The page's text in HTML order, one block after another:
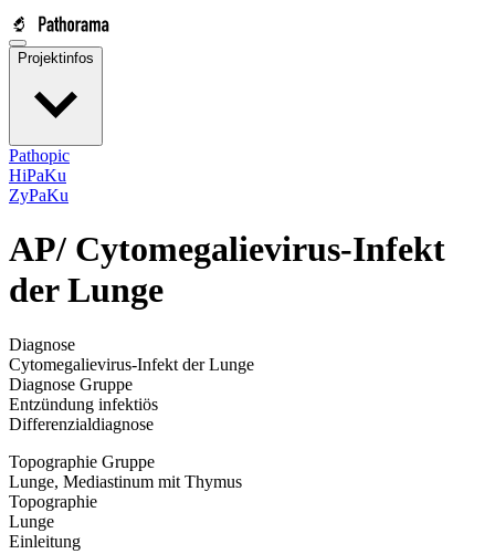
Projektinfos
Pathopic
HiPaKu
ZyPaKu
AP/ Cytomegalievirus-Infekt
der Lunge
Diagnose
Cytomegalievirus-Infekt der Lunge
Diagnose Gruppe
Entzündung infektiös
Differenzialdiagnose
Topographie Gruppe
Lunge, Mediastinum mit Thymus
Topographie
Lunge
Einleitung